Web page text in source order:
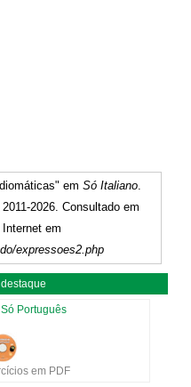
emSó Italiano.
2026. Consultado em
em
expressoes2.php
Português
em PDF